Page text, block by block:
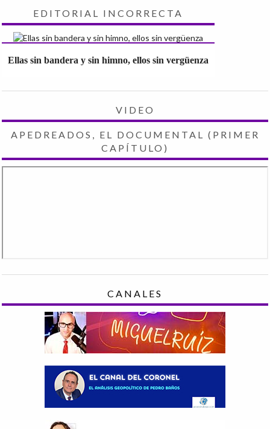
EDITORIAL INCORRECTA
Ellas sin bandera y sin himno, ellos sin vergüenza
VIDEO
APEDREADOS, EL DOCUMENTAL (PRIMER
CAPÍTULO)
CANALES